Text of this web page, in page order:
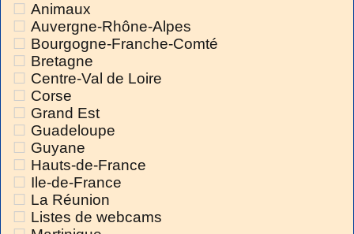
Animaux
Auvergne-Rhône-Alpes
Bourgogne-Franche-Comté
Bretagne
Centre-Val de Loire
Corse
Grand Est
Guadeloupe
Guyane
Hauts-de-France
Ile-de-France
La Réunion
Listes de webcams